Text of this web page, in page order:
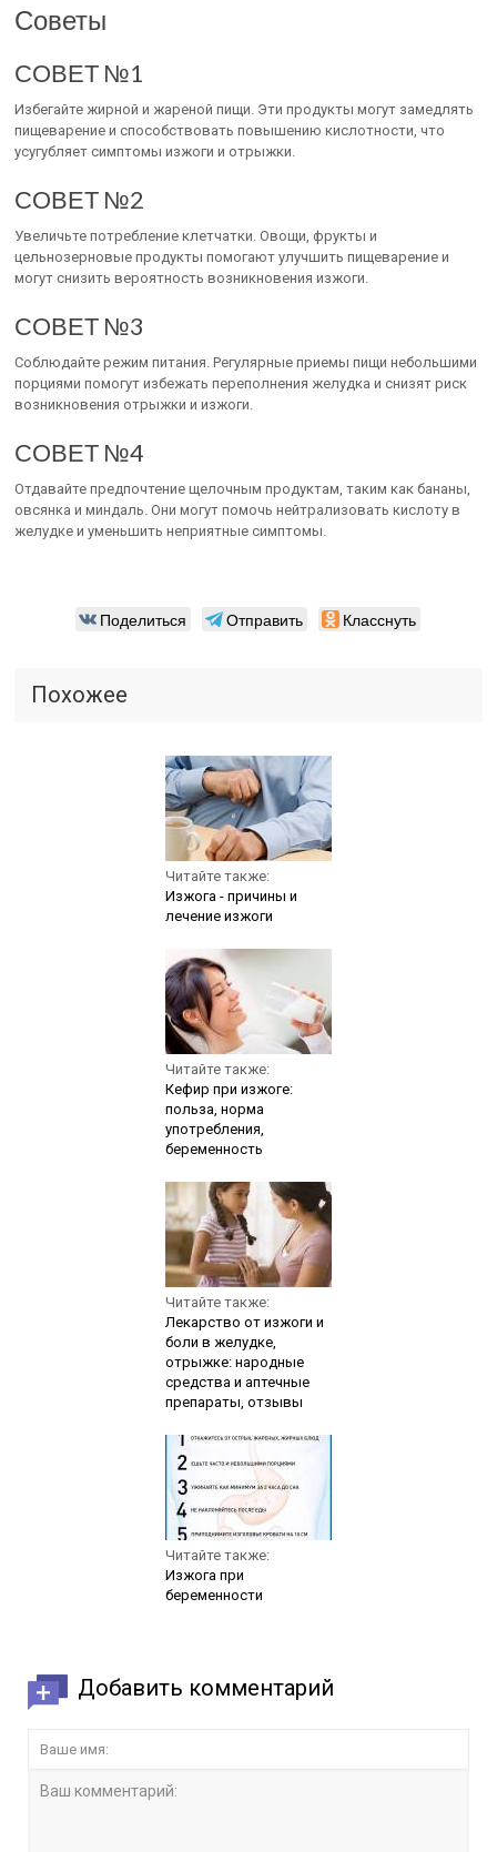
Советы
СОВЕТ №1
Избегайте жирной и жареной пищи. Эти продукты могут замедлять
пищеварение и способствовать повышению кислотности, что
усугубляет симптомы изжоги и отрыжки.
СОВЕТ №2
Увеличьте потребление клетчатки. Овощи, фрукты и
цельнозерновые продукты помогают улучшить пищеварение и
могут снизить вероятность возникновения изжоги.
СОВЕТ №3
Соблюдайте режим питания. Регулярные приемы пищи небольшими
порциями помогут избежать переполнения желудка и снизят риск
возникновения отрыжки и изжоги.
СОВЕТ №4
Отдавайте предпочтение щелочным продуктам, таким как бананы,
овсянка и миндаль. Они могут помочь нейтрализовать кислоту в
желудке и уменьшить неприятные симптомы.
Поделиться Отправить Класснуть
Похожее
Читайте также:
Изжога - причины и
лечение изжоги
Читайте также:
Кефир при изжоге:
польза, норма
употребления,
беременность
Читайте также:
Лекарство от изжоги и
боли в желудке,
отрыжке: народные
средства и аптечные
препараты, отзывы
Читайте также:
Изжога при
беременности
Добавить комментарий